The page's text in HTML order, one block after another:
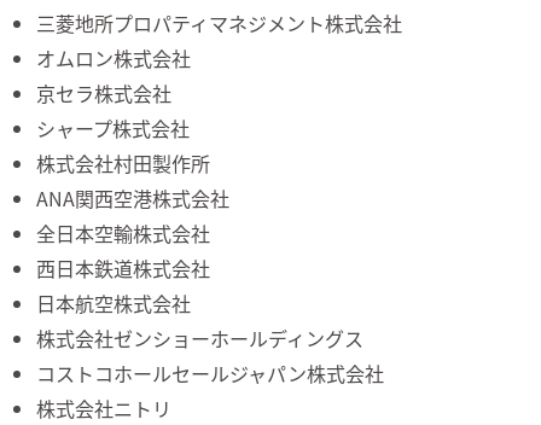
三菱地所プロパティマネジメント株式会社
オムロン株式会社
京セラ株式会社
シャープ株式会社
株式会社村田製作所
ANA関西空港株式会社
全日本空輸株式会社
西日本鉄道株式会社
日本航空株式会社
株式会社ゼンショーホールディングス
コストコホールセールジャパン株式会社
株式会社ニトリ